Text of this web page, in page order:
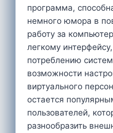
программа,
немного юмора в
работу за
легкому
потреблению
возможности
виртуального
остается
пользователей,
разнообразить